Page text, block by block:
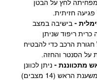
לחץ על הבטן
חזיתית.
- בישיבה במצב
כרית ריפוד שניתן
הרכב כדי להבטיח
על הסנטר והחזה.
מתכווננת - ניתן לכוונן
לגובה את משענת הראש (14 מצבים)